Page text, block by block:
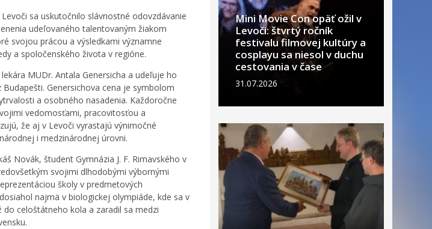
sa uskutočnilo slávnostné odovzdávanie
udeľovaného talentovaným žiakom
svojou prácou a výsledkami významne
a spoločenského života v regióne.
MUDr. Antala Genersicha a udeľuje ho
Genersichova cena je symbolom
a osobného nasadenia. Každoročne
vedomosťami, pracovitosťou a
že aj v Levoči vyrastajú výnimočné
i medzinárodnej úrovni.
Novák, študent Gymnázia J. F. Rimavského v
svojimi dlhodobými výbornými
školy v predmetových
najmä v biologickej olympiáde, kde sa v
celoštátneho kola a zaradil sa medzi
Mini Movie Con opäť ožil v
Levoči: štvrtý ročník
festivalu filmovej kultúry a
cosplayu sa niesol v duchu
cestovania v čase
31.07.2026